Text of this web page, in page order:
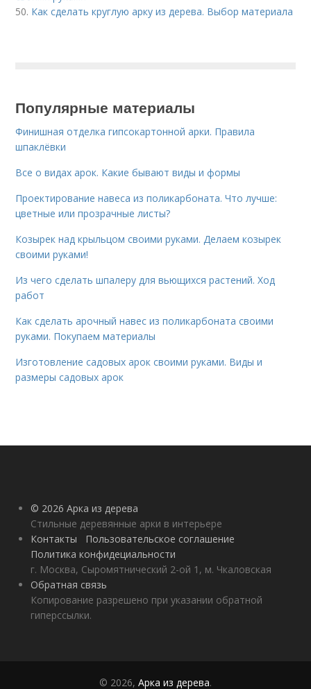
50. Как сделать круглую арку из дерева. Выбор материала
Популярные материалы
Финишная отделка гипсокартонной арки. Правила
шпаклёвки
Все о видах арок. Какие бывают виды и формы
Проектирование навеса из поликарбоната. Что лучше:
цветные или прозрачные листы?
Козырек над крыльцом своими руками. Делаем козырек
своими руками!
Из чего сделать шпалеру для вьющихся растений. Ход
работ
Как сделать арочный навес из поликарбоната своими
руками. Покупаем материалы
Изготовление садовых арок своими руками. Виды и
размеры садовых арок
© 2026 Арка из дерева
Стильные деревянные арки в интерьере
Контакты
Пользовательское соглашение
Политика конфидециальности
г. Москва, Сыромятнический 2-ой 1, м. Чкаловская
Обратная связь
Копирование разрешено при указании обратной
гиперссылки.
© 2026, Арка из дерева.